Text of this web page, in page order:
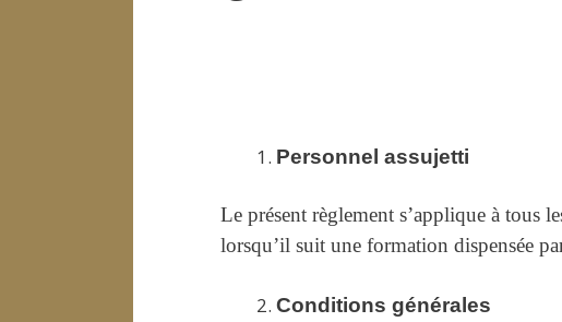
Personnel assujetti
Le présent règlement s’applique à tous
lorsqu’il suit une formation dispensée
Conditions générales